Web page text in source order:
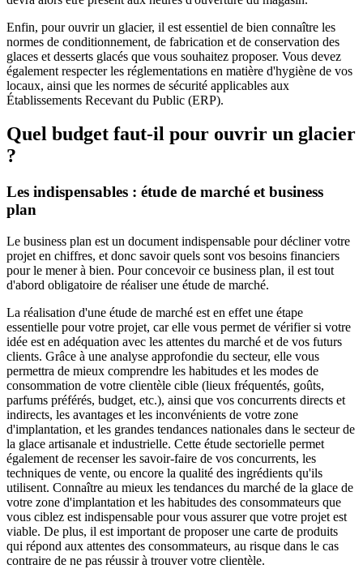
Enfin, pour ouvrir un glacier, il est essentiel de bien connaître les
normes de conditionnement, de fabrication et de conservation des
glaces et desserts glacés que vous souhaitez proposer. Vous devez
également respecter les réglementations en matière d'hygiène de vos
locaux, ainsi que les normes de sécurité applicables aux
Établissements Recevant du Public (ERP).
Quel budget faut-il pour ouvrir un glacier
?
Les indispensables : étude de marché et business
plan
Le business plan est un document indispensable pour décliner votre
projet en chiffres, et donc savoir quels sont vos besoins financiers
pour le mener à bien. Pour concevoir ce business plan, il est tout
d'abord obligatoire de réaliser une étude de marché.
La réalisation d'une étude de marché est en effet une étape
essentielle pour votre projet, car elle vous permet de vérifier si votre
idée est en adéquation avec les attentes du marché et de vos futurs
clients. Grâce à une analyse approfondie du secteur, elle vous
permettra de mieux comprendre les habitudes et les modes de
consommation de votre clientèle cible (lieux fréquentés, goûts,
parfums préférés, budget, etc.), ainsi que vos concurrents directs et
indirects, les avantages et les inconvénients de votre zone
d'implantation, et les grandes tendances nationales dans le secteur de
la glace artisanale et industrielle. Cette étude sectorielle permet
également de recenser les savoir-faire de vos concurrents, les
techniques de vente, ou encore la qualité des ingrédients qu'ils
utilisent. Connaître au mieux les tendances du marché de la glace de
votre zone d'implantation et les habitudes des consommateurs que
vous ciblez est indispensable pour vous assurer que votre projet est
viable. De plus, il est important de proposer une carte de produits
qui répond aux attentes des consommateurs, au risque dans le cas
contraire de ne pas réussir à trouver votre clientèle.